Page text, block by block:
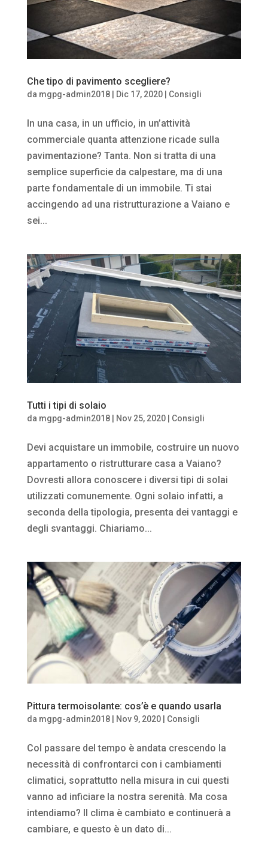
Che tipo di pavimento scegliere?
da mgpg-admin2018| Dic 17, 2020| Consigli
In una casa, in un ufficio, in un’attività
commerciale quanta attenzione ricade sulla
pavimentazione? Tanta. Non si tratta di una
semplice superficie da calpestare, ma di una
parte fondamentale di un immobile. Ti stai
accingendo ad una ristrutturazione a Vaiano e
sei...
Tutti i tipi di solaio
da mgpg-admin2018| Nov 25, 2020| Consigli
Devi acquistare un immobile, costruire un nuovo
appartamento o ristrutturare casa a Vaiano?
Dovresti allora conoscere i diversi tipi di solai
utilizzati comunemente. Ogni solaio infatti, a
seconda della tipologia, presenta dei vantaggi e
degli svantaggi. Chiariamo...
Pittura termoisolante: cos’è e quando usarla
da mgpg-admin2018| Nov 9, 2020| Consigli
Col passare del tempo è andata crescendo la
necessità di confrontarci con i cambiamenti
climatici, soprattutto nella misura in cui questi
vanno ad inficiare la nostra serenità. Ma cosa
intendiamo? Il clima è cambiato e continuerà a
cambiare, e questo è un dato di...